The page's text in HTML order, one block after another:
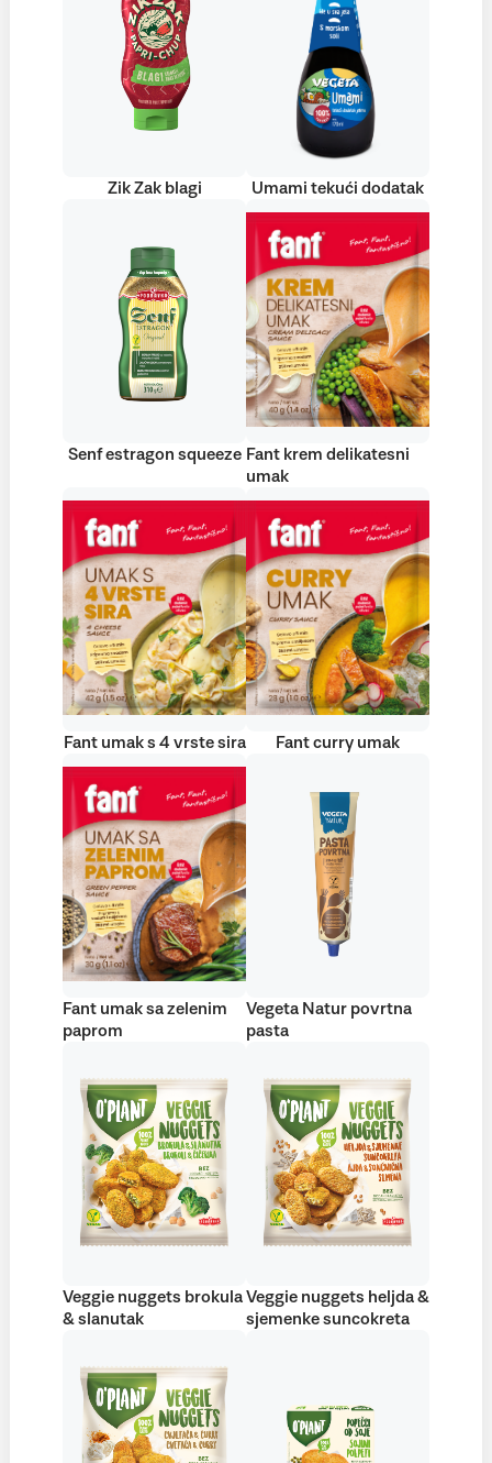
Zik Zak blagi Umami tekući dodatak
Senf estragon squeeze Fant krem delikatesni
umak
Fant umak s 4 vrste sira Fant curry umak
Fant umak sa zelenim
paprom
Vegeta Natur povrtna
pasta
Veggie nuggets brokula
& slanutak
Veggie nuggets heljda &
sjemenke suncokreta